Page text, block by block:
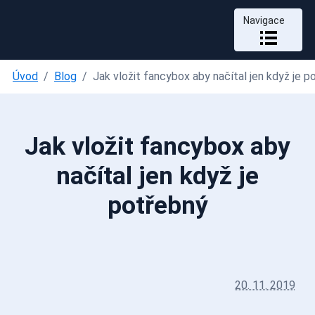
Navigace
Úvod Blog Jak vložit fancybox aby načítal jen když je
Jak vložit fancybox aby
načítal jen když je
potřebný
20. 11. 2019